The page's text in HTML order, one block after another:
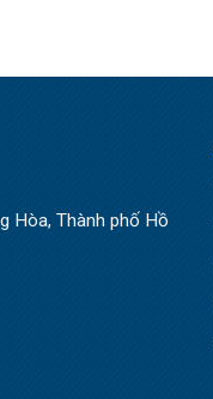
Hòa, Thành phố Hồ